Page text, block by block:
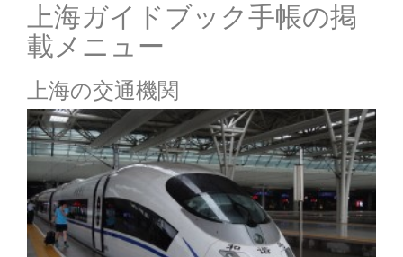
上海ガイドブック手帳の掲
載メニュー
上海の交通機関